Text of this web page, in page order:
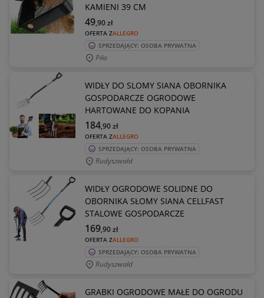
KAMIENI 39 CM
OFERTA ZALLEGRO
49,90zł
SPRZEDAJĄCY: OSOBA PRYWATNA
Piła
WIDŁY DO SLOMY SIANA OBORNIKA
GOSPODARCZE OGRODOWE
HARTOWANE DO KOPANIA
OFERTA ZALLEGRO
184,90zł
SPRZEDAJĄCY: OSOBA PRYWATNA
Rudyszwałd
WIDŁY OGRODOWE SOLIDNE DO
OBORNIKA SŁOMY SIANA CELLFAST
STALOWE GOSPODARCZE
OFERTA ZALLEGRO
169,90zł
SPRZEDAJĄCY: OSOBA PRYWATNA
Rudyszwałd
GRABKI OGRODOWE MAŁE DO OGRODU